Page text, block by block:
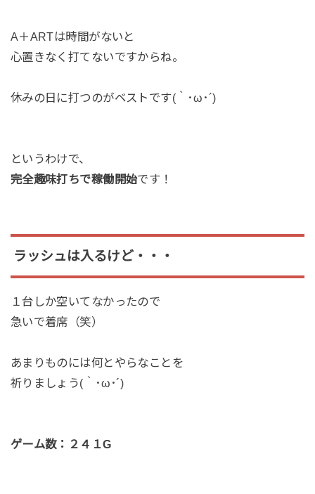
A＋ARTは時間がないと
心置きなく打てないですからね。
休みの日に打つのがベストです(｀･ω･´)
というわけで、
完全趣味打ちで稼働開始です！
ラッシュは入るけど・・・
１台しか空いてなかったので
急いで着席（笑）
あまりものには何とやらなことを
祈りましょう(｀･ω･´)
ゲーム数：２４１G